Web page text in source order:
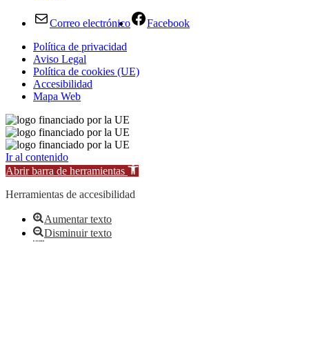
Correo electrónico
Facebook
Política de privacidad
Aviso Legal
Política de cookies (UE)
Accesibilidad
Mapa Web
Ir al contenido
Abrir barra de herramientas
Herramientas de accesibilidad
Aumentar texto
Disminuir texto